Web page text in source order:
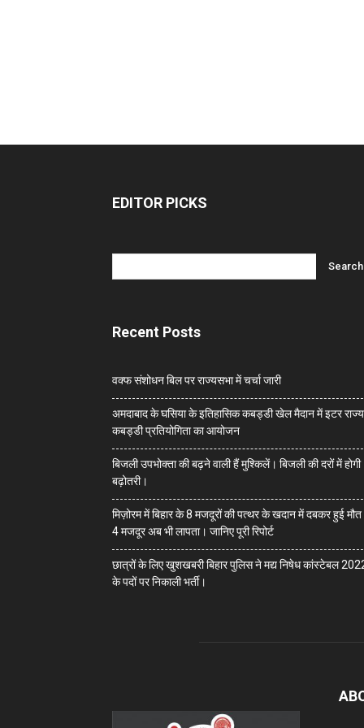
EDITOR PICKS
Recent Posts
वक्फ संशोधन बिल पर राज्यसभा में चर्चा जारी
अमदाबाद के घसिया के इतिहासिक कबड्डी खेल मैदान में इटर राज्य
कबड्डी प्रतियोगिता का आयोजन
बिजली उपभोक्ता की बढ़ने वाली हैं मुश्किलें। बिजली की दरों में होगी
बढ़ोतरी।
मिज़ोरम में बिहार के 8 मजदूरों की पत्थर के खदान में दबकर हुई
4 मजदूर अब भी लापता। जानिए पूरी रिपोर्ट
छात्रों के लिए खुशखबरी बिहार पुलिस ने मद्य निषेध कांस्टेबल
के पदों पर निकाली भर्ती।